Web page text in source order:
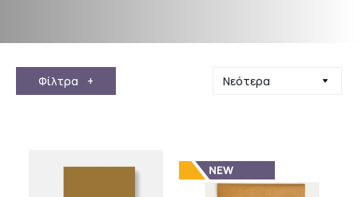
Φίλτρα +